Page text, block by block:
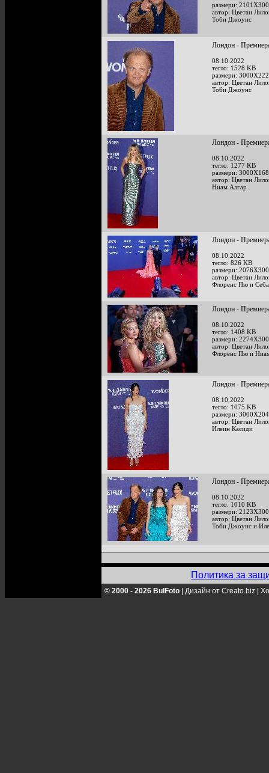
размери:
автор: Цветан
Тоби Джоунс
Лондон -
08.10.2022
тегло: 1528 KB
размери:
автор: Цветан
Тоби Джоунс
Лондон -
08.10.2022
тегло: 1277 KB
размери:
автор: Цветан
Ниам Алгар
Лондон -
08.10.2022
тегло: 826 KB
размери:
автор: Цветан
Флоренс Пю и
Лондон -
08.10.2022
тегло: 1408 KB
размери:
автор: Цветан
Флоренс Пю и
Лондон -
08.10.2022
тегло: 1075 KB
размери:
автор: Цветан
Илеин Касиди
Лондон -
08.10.2022
тегло: 1010 KB
размери:
автор: Цветан
Тоби Джоунс и
Политика за
© 2000 - 2026 BulFoto Дизайн от Creato.biz